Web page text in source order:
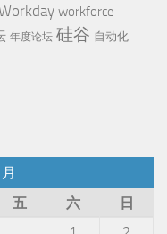
workforce
年度论坛 硅谷 自动化
五 六
日